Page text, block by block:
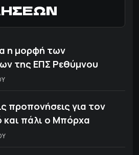
η μορφή των
της ΕΠΣ Ρεθύμνου
προπονήσεις για τον
πάλι ο Μπόρχα